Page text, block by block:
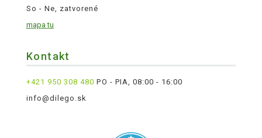
So - Ne, zatvorené
mapa tu
Kontakt
+421 950 308 480 PO - PIA, 08:00 - 16:00
info@dilego.sk